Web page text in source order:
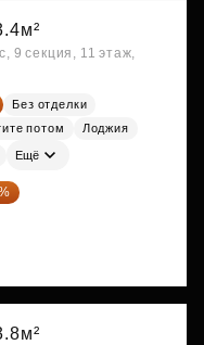
9 секция, 11 этаж,
Без отделки
потом
Лоджия
Ещё